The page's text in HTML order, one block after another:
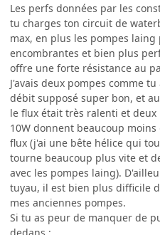
Les perfs données par les
tu charges ton circuit de
max, en plus les pompes
encombrantes et bien plus
offre une forte résistance au
J'avais deux pompes comme
débit supposé super bon, et
le flux était très ralenti et deux
10W donnent beaucoup
flux (j'ai une bête hélice qui
tourne beaucoup plus vite et
avec les pompes laing).
tuyau, il est bien plus difficile
mes anciennes pompes.
Si tu as peur de manquer de